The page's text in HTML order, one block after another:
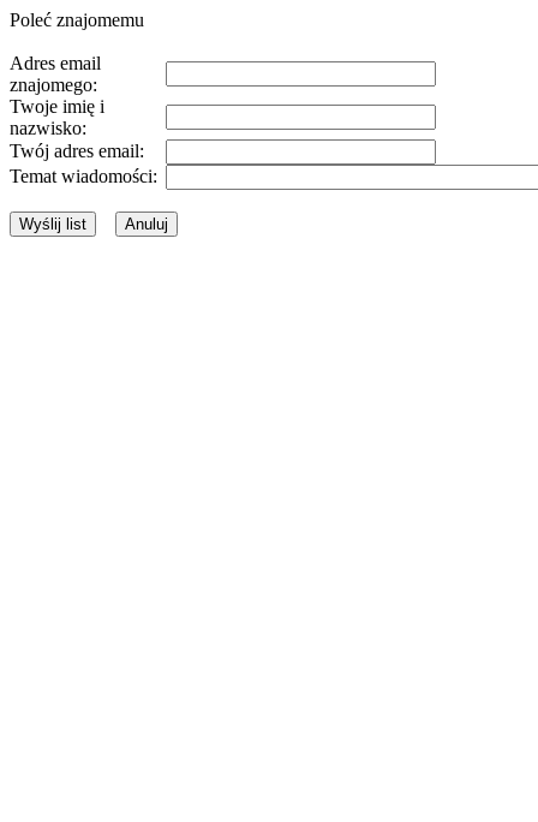
Poleć znajomemu
Adres email
znajomego:
Twoje imię i
nazwisko:
Twój adres email:
Temat wiadomości: